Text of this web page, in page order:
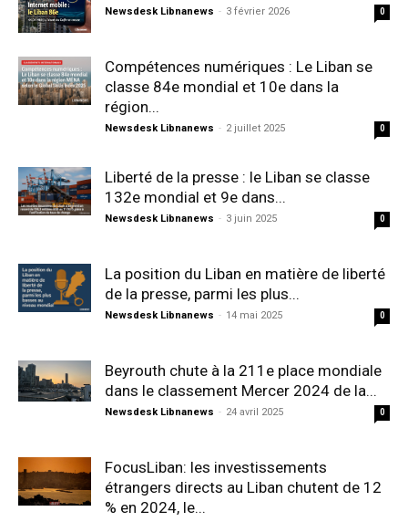
Newsdesk Libnanews - 3 février 2026 0
Compétences numériques : Le Liban se
classe 84e mondial et 10e dans la
région...
Newsdesk Libnanews - 2 juillet 2025 0
Liberté de la presse : le Liban se classe
132e mondial et 9e dans...
Newsdesk Libnanews - 3 juin 2025 0
La position du Liban en matière de liberté
de la presse, parmi les plus...
Newsdesk Libnanews - 14 mai 2025 0
Beyrouth chute à la 211e place mondiale
dans le classement Mercer 2024 de la...
Newsdesk Libnanews - 24 avril 2025 0
FocusLiban: les investissements
étrangers directs au Liban chutent de 12
% en 2024, le...